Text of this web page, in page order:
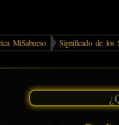
MiSabueso Significado de los